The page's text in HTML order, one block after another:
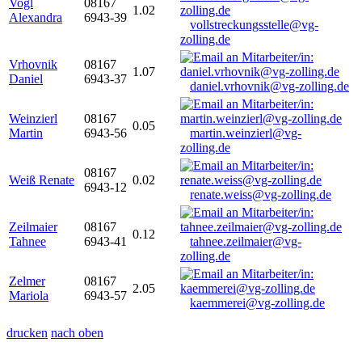
Vogl
Alexandra
08167
6943-39
1.02
vollstreckungsstelle@vg-
zolling.de
Vrhovnik
Daniel
08167
6943-37
1.07
daniel.vrhovnik@vg-zolling.de
Weinzierl
Martin
08167
6943-56
0.05
martin.weinzierl@vg-
zolling.de
Weiß Renate
08167
6943-12
0.02
renate.weiss@vg-zolling.de
Zeilmaier
Tahnee
08167
6943-41
0.12
tahnee.zeilmaier@vg-
zolling.de
Zelmer
Mariola
08167
6943-57
2.05
kaemmerei@vg-zolling.de
drucken nach oben